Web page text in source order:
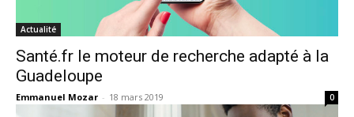
Actualité
Santé.fr le moteur de recherche adapté à la
Guadeloupe
Emmanuel Mozar - 18 mars 2019 0